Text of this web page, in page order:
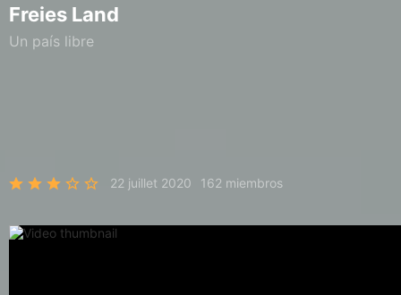
Freies Land
Un país libre
22 juillet 2020 162 miembros